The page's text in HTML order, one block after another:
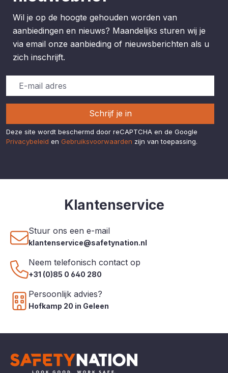
Wil je op de hoogte gehouden worden van
aanbiedingen en nieuws? Maandelijks sturen wij je
via email onze aanbieding of nieuwsberichten als u
zich inschrijft.
Schrijf je in
Deze site wordt beschermd door reCAPTCHA en de Google
Privacybeleid en Gebruiksvoorwaarden zijn van toepassing.
Klantenservice
Stuur ons een e-mail
klantenservice@safetynation.nl
Neem telefonisch contact op
+31 (0)85 0 640 280
Persoonlijk advies?
Hofkamp 20 in Geleen